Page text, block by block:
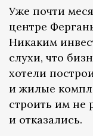
Уже почти
центре
Никаким
слухи, что
хотели
и жилые
строить им не
и отказались.